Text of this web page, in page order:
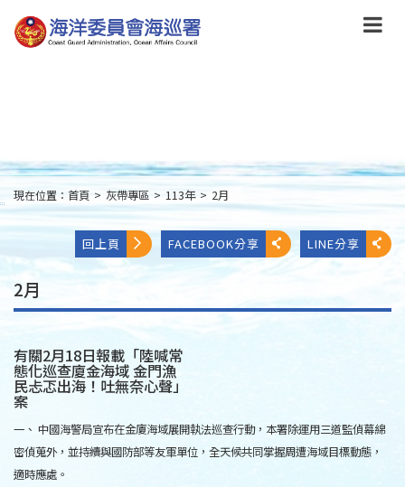
到
主
:::
現在位置： 首頁 > 灰帶專區 > 113年 > 2月
回上頁 FACEBOOK分享 LINE分享
2月
有關2月18日報載「陸喊常
態化巡查廈金海域 金門漁
民忐忑出海！吐無奈心聲」
案
一、 中國海警局宣布在金廈海域展開執法巡查行動，本署除運用三道監偵幕綿
密偵蒐外，並持續與國防部等友軍單位，全天候共同掌握周遭海域目標動態，
適時應處。